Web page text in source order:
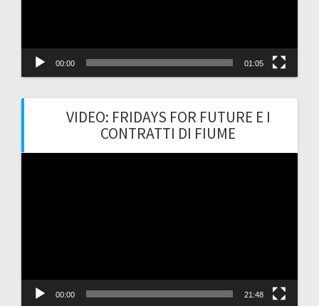
00:00 01:05
VIDEO: FRIDAYS FOR FUTURE E I
CONTRATTI DI FIUME
00:00 21:48